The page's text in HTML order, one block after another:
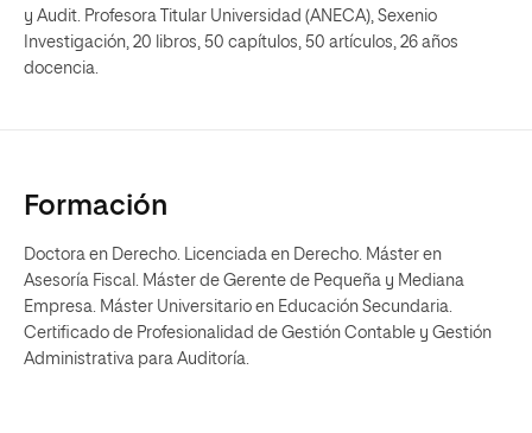
y Audit. Profesora Titular Universidad (ANECA), Sexenio
Investigación, 20 libros, 50 capítulos, 50 artículos, 26 años
docencia.
Formación
Doctora en Derecho. Licenciada en Derecho. Máster en
Asesoría Fiscal. Máster de Gerente de Pequeña y Mediana
Empresa. Máster Universitario en Educación Secundaria.
Certificado de Profesionalidad de Gestión Contable y Gestión
Administrativa para Auditoría.